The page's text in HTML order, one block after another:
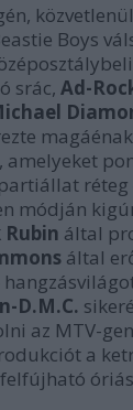
Boys
srác, Ad-
réteg
módján
Rubin által
által
D.M.C.
az MTV-
a